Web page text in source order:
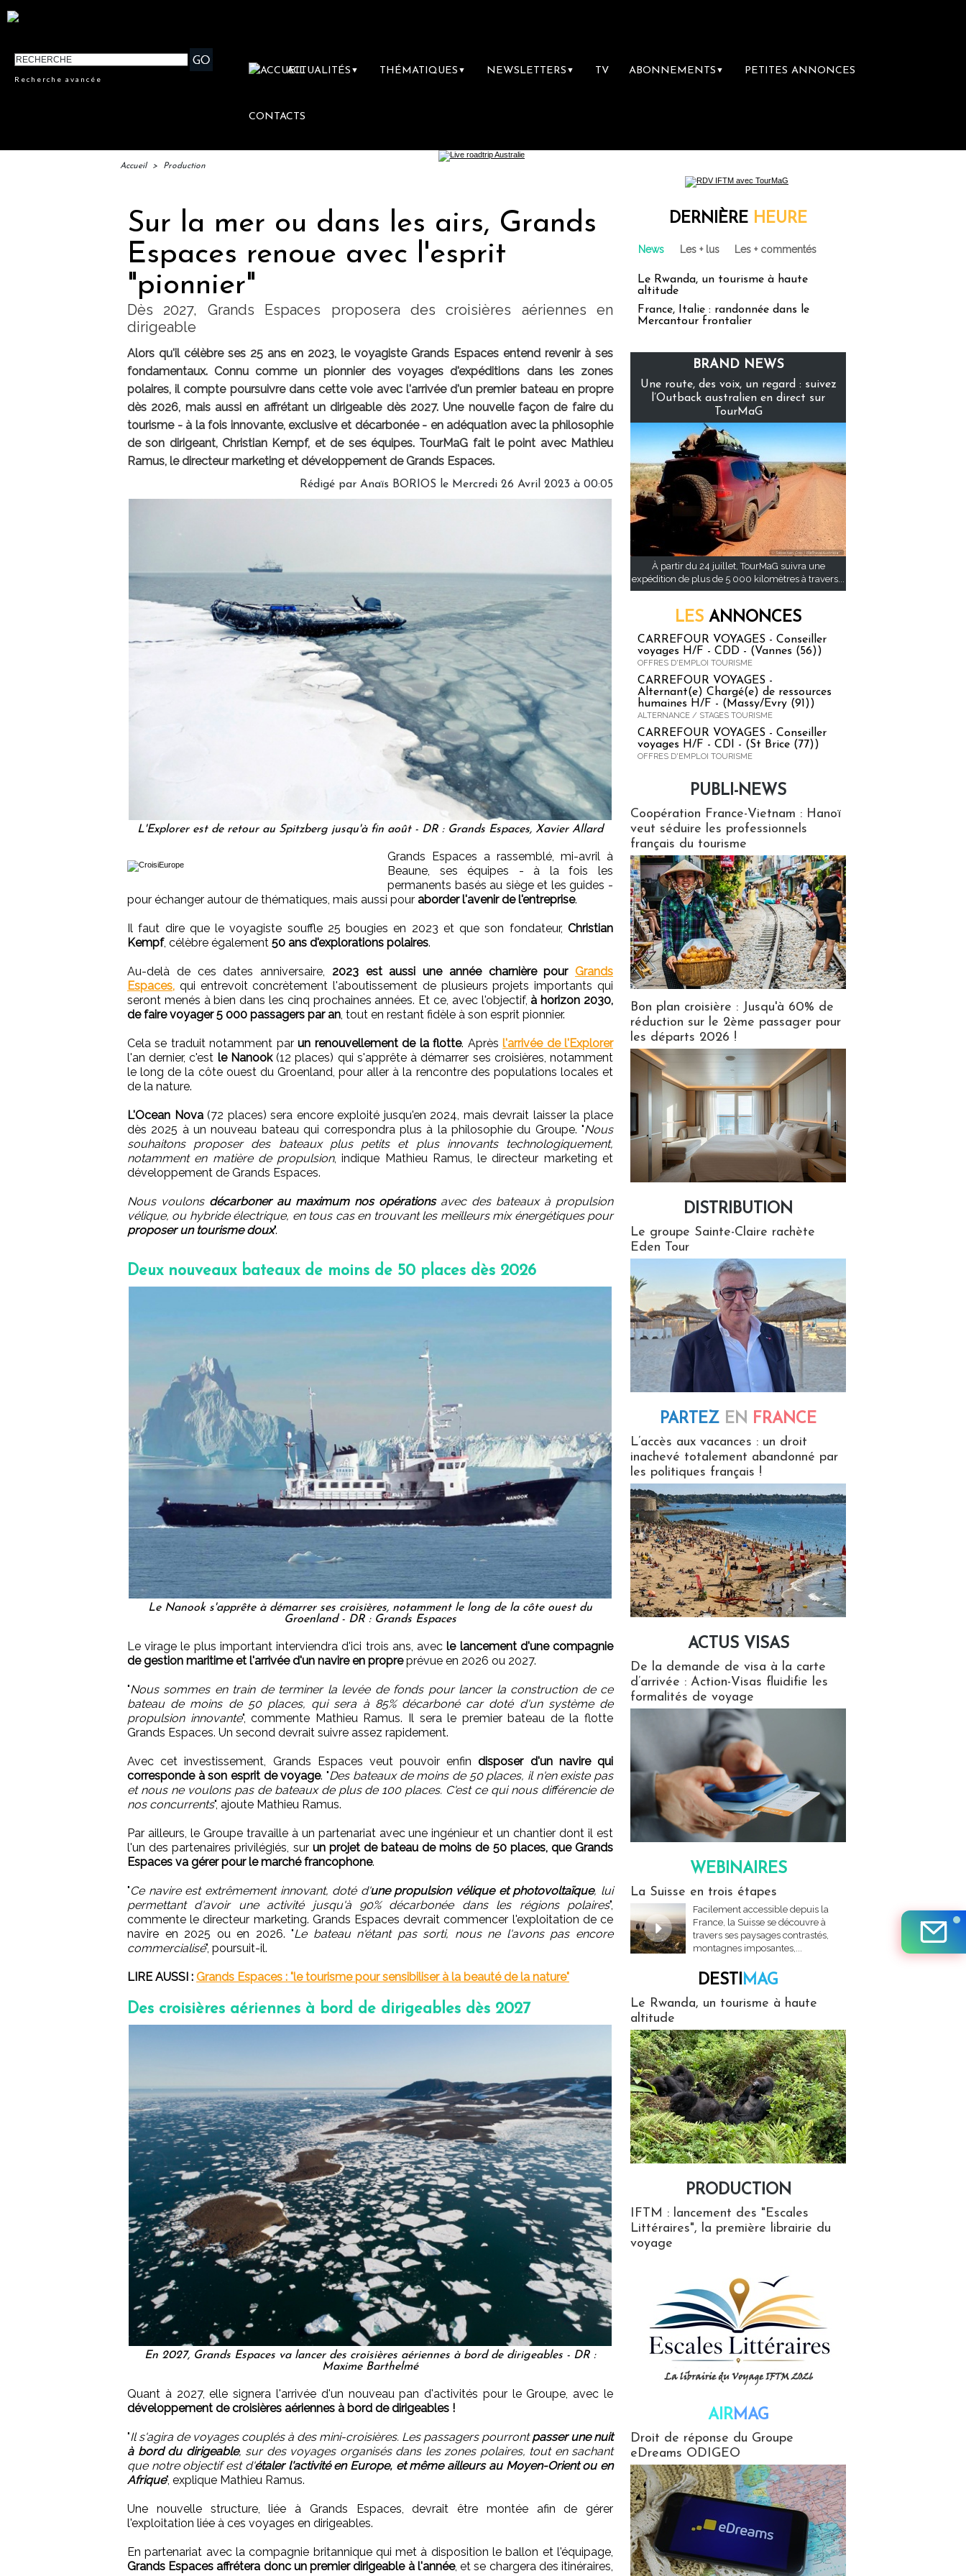
Recherche avancée
ACTUALITÉS ▼ THÉMATIQUES ▼ NEWSLETTERS ▼ TV ABONNEMENTS ▼ PETITES ANNONCES
CONTACTS
Accueil > Production
Sur la mer ou dans les airs, Grands
Espaces renoue avec l'esprit
"pionnier"
Dès 2027, Grands Espaces proposera des croisières aériennes en
dirigeable
Alors qu'il célèbre ses 25 ans en 2023, le voyagiste Grands Espaces entend revenir à ses
fondamentaux. Connu comme un pionnier des voyages d'expéditions dans les zones
polaires, il compte poursuivre dans cette voie avec l'arrivée d'un premier bateau en propre
dès 2026, mais aussi en affrétant un dirigeable dès 2027. Une nouvelle façon de faire du
tourisme - à la fois innovante, exclusive et décarbonée - en adéquation avec la philosophie
de son dirigeant, Christian Kempf, et de ses équipes. TourMaG fait le point avec Mathieu
Ramus, le directeur marketing et développement de Grands Espaces.
Rédigé par Anaïs BORIOS le Mercredi 26 Avril 2023 à 00:05
L'Explorer est de retour au Spitzberg jusqu'à fin août - DR : Grands Espaces, Xavier Allard
Grands Espaces a rassemblé, mi-avril à
Beaune, ses équipes - à la fois les
permanents basés au siège et les guides -
pour échanger autour de thématiques, mais aussi pour aborder l'avenir de l'entreprise.
Il faut dire que le voyagiste souffle 25 bougies en 2023 et que son fondateur, Christian
Kempf, célèbre également 50 ans d'explorations polaires.
Au-delà de ces dates anniversaire, 2023 est aussi une année charnière pour Grands
Espaces, qui entrevoit concrètement l'aboutissement de plusieurs projets importants qui
seront menés à bien dans les cinq prochaines années. Et ce, avec l'objectif,à horizon 2030,
de faire voyager 5 000 passagers par an , tout en restant fidèle à son esprit pionnier.
Cela se traduit notamment parun renouvellement de la flotte. Après l'arrivée de l'Explorer
l'an dernier, c'est le Nanook(12 places) qui s'apprête à démarrer ses croisières, notamment
le long de la côte ouest du Groenland, pour aller à la rencontre des populations locales et
de la nature.
L'Ocean Nova(72 places) sera encore exploité jusqu'en 2024, mais devrait laisser la place
dès 2025 à un nouveau bateau qui correspondra plus à la philosophie du Groupe. "Nous
souhaitons proposer des bateaux plus petits et plus innovants technologiquement,
notamment en matière de propulsion, indique Mathieu Ramus, le directeur marketing et
développement de Grands Espaces.
Nous voulons décarboner au maximum nos opérationsavec des bateaux à propulsion
vélique, ou hybride électrique, en tous cas en trouvant les meilleurs mix énergétiques pour
proposer un tourisme doux".
Deux nouveaux bateaux de moins de 50 places dès 2026
Le Nanook s'apprête à démarrer ses croisières, notamment le long de la côte ouest du
Groenland - DR : Grands Espaces
Le virage le plus important interviendra d'ici trois ans, avec le lancement d'une compagnie
de gestion maritime et l'arrivée d'un navire en propreprévue en 2026 ou 2027.
"Nous sommes en train de terminer la levée de fonds pour lancer la construction de ce
bateau de moins de 50 places, qui sera à 85% décarboné car doté d'un système de
propulsion innovante", commente Mathieu Ramus. Il sera le premier bateau de la flotte
Grands Espaces. Un second devrait suivre assez rapidement.
Avec cet investissement, Grands Espaces veut pouvoir enfindisposer d'un navire qui
corresponde à son esprit de voyage. "Des bateaux de moins de 50 places, il n'en existe pas
et nous ne voulons pas de bateaux de plus de 100 places. C'est ce qui nous différencie de
nos concurrents", ajoute Mathieu Ramus.
Par ailleurs, le Groupe travaille à un partenariat avec une ingénieur et un chantier dont il est
l'un des partenaires privilégiés, sur un projet de bateau de moins de 50 places, que Grands
Espaces va gérer pour le marché francophone.
"Ce navire est extrêmement innovant, doté d'une propulsion vélique et photovoltaïque, lui
permettant d'avoir une activité jusqu'à 90% décarbonée dans les régions polaires",
commente le directeur marketing. Grands Espaces devrait commencer l'exploitation de ce
navire en 2025 ou en 2026. "Le bateau n'étant pas sorti, nous ne l'avons pas encore
commercialisé", poursuit-il.
LIRE AUSSI : Grands Espaces : "le tourisme pour sensibiliser à la beauté de la nature"
Des croisières aériennes à bord de dirigeables dès 2027
En 2027, Grands Espaces va lancer des croisières aériennes à bord de dirigeables - DR :
Maxime Barthelmé
Quant à 2027, elle signera l'arrivée d'un nouveau pan d'activités pour le Groupe, avec le
développement de croisières aériennes à bord de dirigeables !
"Il s'agira de voyages couplés à des mini-croisières. Les passagers pourrontpasser une nuit
à bord du dirigeable, sur des voyages organisés dans les zones polaires, tout en sachant
que notre objectif est d'étaler l'activité en Europe, et même ailleurs au Moyen-Orient ou en
Afrique", explique Mathieu Ramus.
Une nouvelle structure, liée à Grands Espaces, devrait être montée afin de gérer
l'exploitation liée à ces voyages en dirigeables.
En partenariat avec la compagnie britannique qui met à disposition le ballon et l'équipage,
Grands Espaces affrétera donc un premier dirigeable à l'année, et se chargera des itinéraires,
DERNIÈRE HEURE
News Les + lus Les + commentés
Le Rwanda, un tourisme à haute
altitude
France, Italie : randonnée dans le
Mercantour frontalier
BRAND NEWS
Une route, des voix, un regard : suivez
l’Outback australien en direct sur
TourMaG
À partir du 24 juillet, TourMaG suivra une
expédition de plus de 5 000 kilomètres à travers...
LES ANNONCES
CARREFOUR VOYAGES - Conseiller
voyages H/F - CDD - (Vannes (56))
OFFRES D'EMPLOI TOURISME
CARREFOUR VOYAGES -
Alternant(e) Chargé(e) de ressources
humaines H/F - (Massy/Evry (91))
ALTERNANCE / STAGES TOURISME
CARREFOUR VOYAGES - Conseiller
voyages H/F - CDI - (St Brice (77))
OFFRES D'EMPLOI TOURISME
PUBLI-NEWS
Coopération France-Vietnam : Hanoï
veut séduire les professionnels
français du tourisme
Bon plan croisière : Jusqu'à 60% de
réduction sur le 2ème passager pour
les départs 2026 !
DISTRIBUTION
Le groupe Sainte-Claire rachète
Eden Tour
PARTEZ EN FRANCE
L’accès aux vacances : un droit
inachevé totalement abandonné par
les politiques français !
ACTUS VISAS
De la demande de visa à la carte
d’arrivée : Action-Visas fluidifie les
formalités de voyage
WEBINAIRES
La Suisse en trois étapes
Facilement accessible depuis la
France, la Suisse se découvre à
travers ses paysages contrastés,
montagnes imposantes,...
DESTIMAG
Le Rwanda, un tourisme à haute
altitude
PRODUCTION
IFTM : lancement des "Escales
Littéraires", la première librairie du
voyage
AIRMAG
Droit de réponse du Groupe
eDreams ODIGEO